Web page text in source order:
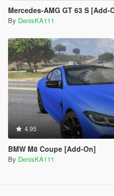
Mercedes‑AMG GT 63 S [Add-
By DenisKA111
4.95
BMW M8 Coupe [Add-On]
By DenisKA111